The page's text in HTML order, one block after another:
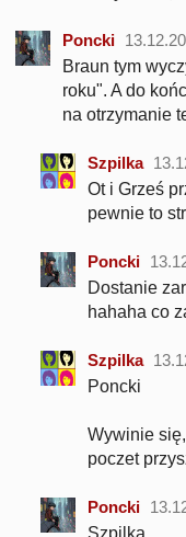
Poncki
Braun tym
roku". A do
na otrzymanie
Szpilka
Ot i Grześ
pewnie to
Poncki
Dostanie
hahaha co
Szpilka
Poncki
Wywinie
Poncki
Szpilka